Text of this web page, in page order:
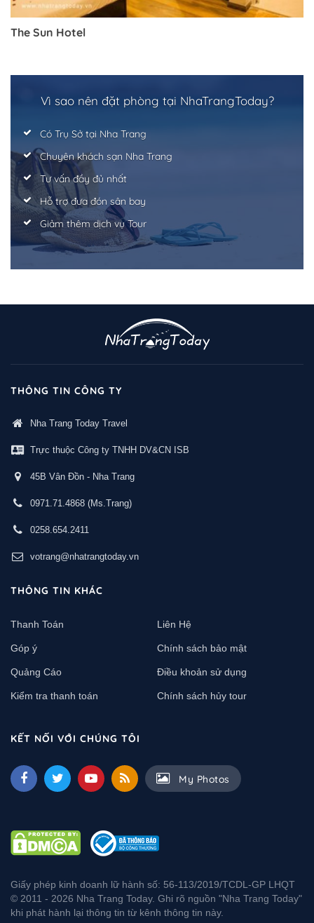
The Sun Hotel
Vì sao nên đặt phòng tại NhaTrangToday?
Có Trụ Sở tại Nha Trang
Chuyên khách sạn Nha Trang
Tư vấn đầy đủ nhất
Hỗ trợ đưa đón sân bay
Giảm thêm dịch vụ Tour
THÔNG TIN CÔNG TY
Nha Trang Today Travel
Trực thuộc Công ty TNHH DV&CN ISB
45B Vân Đồn - Nha Trang
0971.71.4868 (Ms.Trang)
0258.654.2411
votrang@nhatrangtoday.vn
THÔNG TIN KHÁC
Thanh Toán Liên Hệ
Góp ý Chính sách bảo mật
Quảng Cáo Điều khoản sử dụng
Kiểm tra thanh toán Chính sách hủy tour
KẾT NỐI VỚI CHÚNG TÔI
My Photos
Giấy phép kinh doanh lữ hành số: 56-113/2019/TCDL-GP LHQT
© 2011 - 2026 Nha Trang Today. Ghi rõ nguồn "Nha Trang Today"
khi phát hành lại thông tin từ kênh thông tin này.